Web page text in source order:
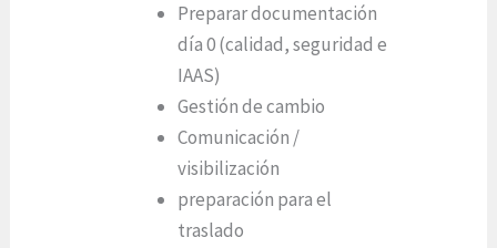
Preparar documentación
día 0 (calidad, seguridad e
IAAS)
Gestión de cambio
Comunicación /
visibilización
preparación para el
traslado